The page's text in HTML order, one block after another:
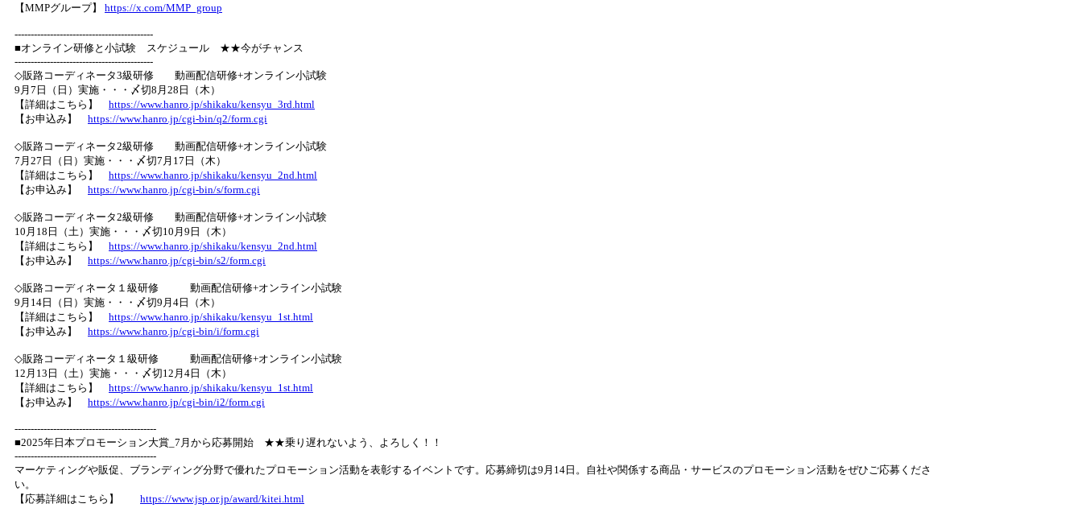
【MMPグループ】 https://x.com/MMP_group
-------------------------------------------
■オンライン研修と小試験 スケジュール ★★今がチャンス
-------------------------------------------
◇販路コーディネータ3級研修 動画配信研修+オンライン小試験
9月7日（日）実施・・・〆切8月28日（木）
【詳細はこちら】 https://www.hanro.jp/shikaku/kensyu_3rd.html
【お申込み】 https://www.hanro.jp/cgi-bin/q2/form.cgi
◇販路コーディネータ2級研修 動画配信研修+オンライン小試験
7月27日（日）実施・・・〆切7月17日（木）
【詳細はこちら】 https://www.hanro.jp/shikaku/kensyu_2nd.html
【お申込み】 https://www.hanro.jp/cgi-bin/s/form.cgi
◇販路コーディネータ2級研修 動画配信研修+オンライン小試験
10月18日（土）実施・・・〆切10月9日（木）
【詳細はこちら】 https://www.hanro.jp/shikaku/kensyu_2nd.html
【お申込み】 https://www.hanro.jp/cgi-bin/s2/form.cgi
◇販路コーディネータ１級研修 動画配信研修+オンライン小試験
9月14日（日）実施・・・〆切9月4日（木）
【詳細はこちら】 https://www.hanro.jp/shikaku/kensyu_1st.html
【お申込み】 https://www.hanro.jp/cgi-bin/i/form.cgi
◇販路コーディネータ１級研修 動画配信研修+オンライン小試験
12月13日（土）実施・・・〆切12月4日（木）
【詳細はこちら】 https://www.hanro.jp/shikaku/kensyu_1st.html
【お申込み】 https://www.hanro.jp/cgi-bin/i2/form.cgi
--------------------------------------------
■2025年日本プロモーション大賞_7月から応募開始 ★★乗り遅れないよう、よろしく！！
--------------------------------------------
マーケティングや販促、ブランディング分野で優れたプロモーション活動を表彰するイベントです。応募締切は9月14日。自社や関係する商品・サービスのプロモーション活動をぜひご応募くださ
い。
【応募詳細はこちら】 https://www.jsp.or.jp/award/kitei.html